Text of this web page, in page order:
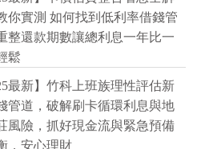
你實測 如何找到低利率借錢管
整還款期數讓總利息一年比一
鬆
最新】竹科上班族理性評估新
管道，破解刷卡循環利息與地
風險，抓好現金流與緊急預備
，安心理財